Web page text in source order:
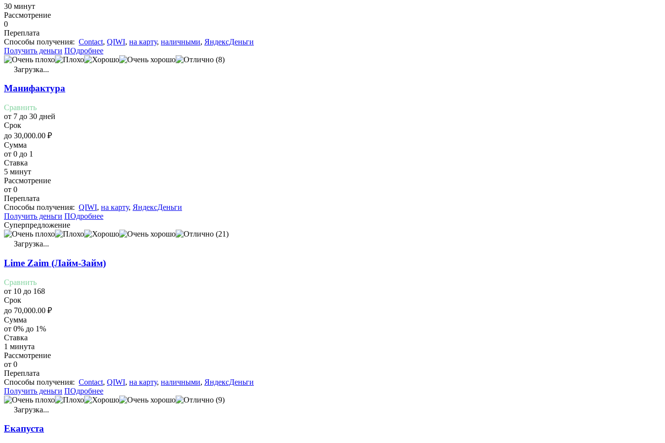
30 минут
Рассмотрение
0
Переплата
Cпособы получения: Contact, QIWI, на карту, наличными, ЯндексДеньги
Получить деньги ПОдробнее
(8)
Загрузка...
Манифактура
Сравнить
от 7 до 30 дней
Срок
до 30,000.00 ₽
Сумма
от 0 до 1
Ставка
5 минут
Рассмотрение
от 0
Переплата
Cпособы получения: QIWI, на карту, ЯндексДеньги
Получить деньги ПОдробнее
Суперпредложение
(21)
Загрузка...
Lime Zaim (Лайм-Займ)
Сравнить
от 10 до 168
Срок
до 70,000.00 ₽
Сумма
от 0% до 1%
Ставка
1 минута
Рассмотрение
от 0
Переплата
Cпособы получения: Contact, QIWI, на карту, наличными, ЯндексДеньги
Получить деньги ПОдробнее
(9)
Загрузка...
Екапуста